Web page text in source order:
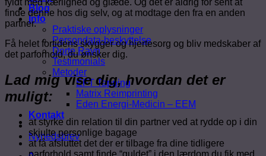
Blog
Info
Praktiske oplysninger
Persondata-beskyttelse
Dorte Ravn
Testimonials
Metoder
EFT Tapping
Matrix Reimprinting
Eden Energi-Medicin – EEM
Kontakt
Nyhedsbrev
finde denne hos dig selv, og at modtage den fra en anden
partner.
Få helet fortidens skygger og hjertesorg og bliv medskaber af
det parforhold, du ønsker dig.
Lad mig vise dig, hvordan det er
muligt:
at styrke din relation til din partner ved at rydde op i din
skjulte personlige bagage
at få afsluttet det der er tilbage fra dine tidligere
parforhold samt finde “guldet” i den lærdom du fik med